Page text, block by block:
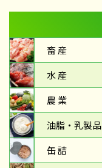
畜 産
水 産
農 業
油脂・乳製品
缶 詰